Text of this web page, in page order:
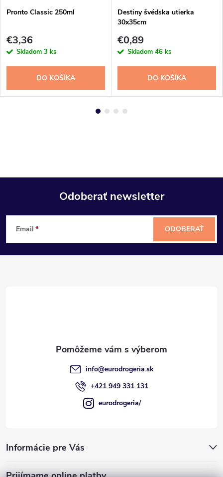
Pronto Classic 250ml
€3,36
Skladom 3 ks
DO KOŠÍKA
Destiny švédska utierka
30x35cm
€0,89
Skladom 46 ks
DO KOŠÍKA
Z
á
Odoberať newsletter
Email ODOBERAŤ
Informácie pre Vás
info@eurodrogeria.sk
+421 949 331 131
eurodrogeria/